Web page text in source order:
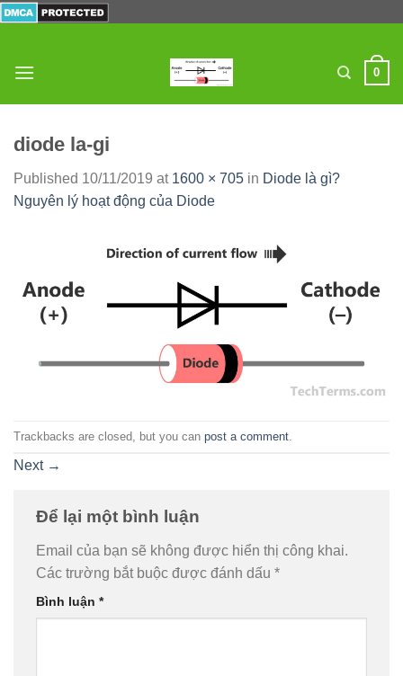
0
diode la-gi
Published 10/11/2019 at 1600 × 705 in Diode là gì?
Nguyên lý hoạt động của Diode
Trackbacks are closed, but you can post a comment
Next →
Để lại một bình luận
Email của bạn sẽ không được hiển thị công khai.
Các trường bắt buộc được đánh dấu *
Bình luận *